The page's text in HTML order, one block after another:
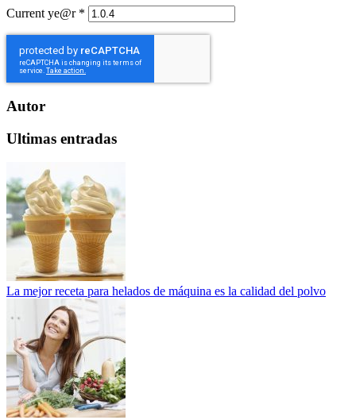
Current ye@r *
Autor
Ultimas entradas
La mejor receta para helados de máquina es la calidad del polvo